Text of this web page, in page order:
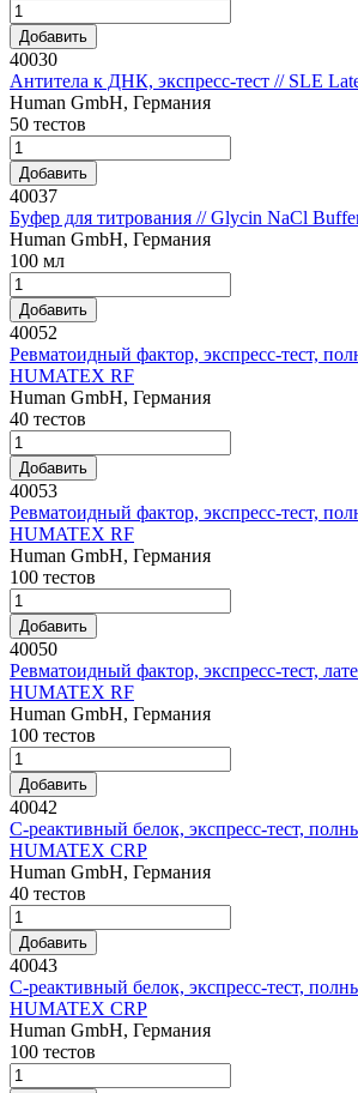
Добавить
40030
Антитела к ДНК, экспресс-тест // SLE
Human GmbH, Германия
50 тестов
Добавить
40037
Буфер для титрования // Glycin NaCl
Human GmbH, Германия
100 мл
Добавить
40052
Ревматоидный фактор, экспресс-тест,
HUMATEX RF
Human GmbH, Германия
40 тестов
Добавить
40053
Ревматоидный фактор, экспресс-тест,
HUMATEX RF
Human GmbH, Германия
100 тестов
Добавить
40050
Ревматоидный фактор, экспресс-тест,
HUMATEX RF
Human GmbH, Германия
100 тестов
Добавить
40042
C-реактивный белок, экспресс-тест,
HUMATEX CRP
Human GmbH, Германия
40 тестов
Добавить
40043
C-реактивный белок, экспресс-тест,
HUMATEX CRP
Human GmbH, Германия
100 тестов